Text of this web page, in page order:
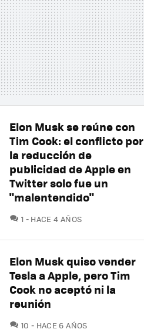
Elon Musk se reúne con
Tim Cook: el conflicto por
la reducción de
publicidad de Apple en
Twitter solo fue un
"malentendido"
1 COMENTARIOS
HACE 4 AÑOS
Elon Musk quiso vender
Tesla a Apple, pero Tim
Cook no aceptó ni la
reunión
10 COMENTARIOS
HACE 6 AÑOS